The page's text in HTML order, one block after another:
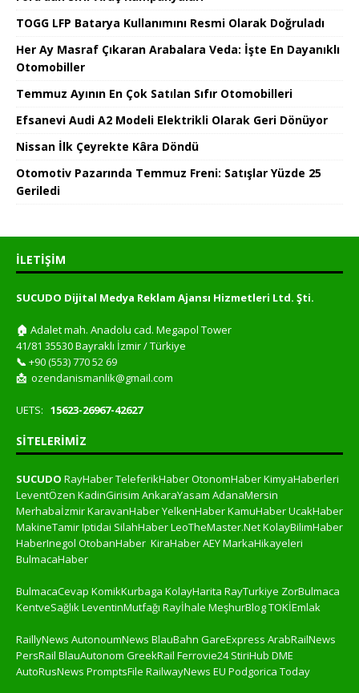
TOGG LFP Batarya Kullanımını Resmi Olarak Doğruladı
Her Ay Masraf Çıkaran Arabalara Veda: İşte En Dayanıklı
Otomobiller
Temmuz Ayının En Çok Satılan Sıfır Otomobilleri
Efsanevi Audi A2 Modeli Elektrikli Olarak Geri Dönüyor
Nissan İlk Çeyrekte Kâra Döndü
Otomotiv Pazarında Temmuz Freni: Satışlar Yüzde 25
Geriledi
İLETIŞIM
SUCUDO Dijital Medya Reklam Ajansı Hizmetleri Ltd. Şti.
🏠 Adalet mah. Anadolu cad. Megapol Tower
41/81 35530 Bayraklı İzmir / Türkiye
📞 +90 (553) 770 52 69
📩 ozendanismanlik@gmail.com
UETS: 15623-26967-42627
SITELERIMIZ
SUCUDO RayHaberTeleferikHaberOtonomHaberKimyaHaberleri
LeventÖzen KadinGirisim AnkaraYasam AdanaMersin
MerhabaİzmirKaravanHaberYelkenHaberKamuHaberUcakHaber
MakineTamirIptidai SilahHaberLeoTheMaster.NetKolayBilimHaber
HaberInegol OtobanHaber KiraHaberAEYMarkaHikayeleri
BulmacaHaber
BulmacaCevap KomikKurbaga KolayHarita RayTurkiye ZorBulmaca
KentveSağlıkLeventinMutfağı Rayİhale MeşhurBlogTOKİEmlak
RaillyNews AutonoumNews BlauBahn GareExpress ArabRailNews
PersRail BlauAutonom GreekRail Ferrovie24 StiriHub DME
AutoRusNews PromptsFile RailwayNews EU Podgorica Today